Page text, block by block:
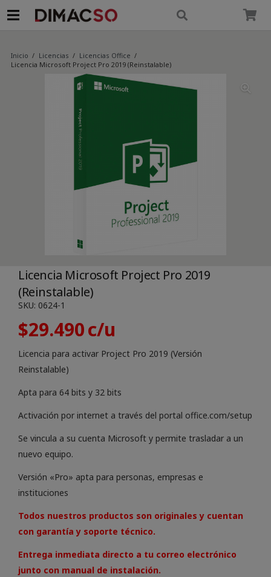
Inicio / Licencias / Licencias Office /
Licencia Microsoft Project Pro 2019 (Reinstalable)
Licencia Microsoft Project Pro 2019
(Reinstalable)
SKU: 0624-1
$29.490
Licencia para activar Project Pro 2019 (Versión
Reinstalable)
Apta para 64 bits y 32 bits
Activación por internet a través del portal office.com/setup
Se vincula a su cuenta Microsoft y permite trasladar a un
nuevo equipo.
Versión «Pro» apta para personas, empresas e
instituciones
Todos nuestros productos son originales y cuentan
con garantía y soporte técnico.
Entrega inmediata directo a tu correo electrónico
junto con manual de instalación.
modal-check